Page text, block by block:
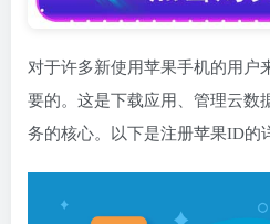
对于许多新使用苹果手机的用户
要的。这是下载应用、管理云数
务的核心。以下是注册苹果ID的